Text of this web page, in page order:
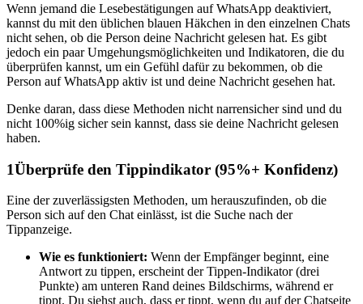
Wenn jemand die Lesebestätigungen auf WhatsApp deaktiviert,
kannst du mit den üblichen blauen Häkchen in den einzelnen Chats
nicht sehen, ob die Person deine Nachricht gelesen hat. Es gibt
jedoch ein paar Umgehungsmöglichkeiten und Indikatoren, die du
überprüfen kannst, um ein Gefühl dafür zu bekommen, ob die
Person auf WhatsApp aktiv ist und deine Nachricht gesehen hat.
Denke daran, dass diese Methoden nicht narrensicher sind und du
nicht 100%ig sicher sein kannst, dass sie deine Nachricht gelesen
haben.
1Überprüfe den Tippindikator (95%+ Konfidenz)
Eine der zuverlässigsten Methoden, um herauszufinden, ob die
Person sich auf den Chat einlässt, ist die Suche nach der
Tippanzeige.
Wie es funktioniert: Wenn der Empfänger beginnt, eine
Antwort zu tippen, erscheint der Tippen-Indikator (drei
Punkte) am unteren Rand deines Bildschirms, während er
tippt. Du siehst auch, dass er tippt, wenn du auf der Chatseite